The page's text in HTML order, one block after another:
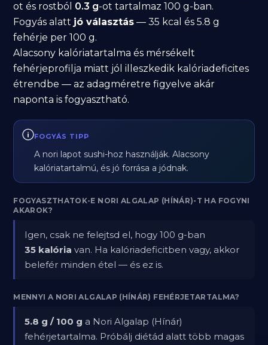
ot és rostból 0.3 g-ot tartalmaz 100 g-ban.
Fogyás alatt jó választás — 35 kcal és 5.8 g
fehérje per 100 g.
Alacsony kalóriatartalma és mérsékelt
fehérjeprofilja miatt jól illeszkedik kalóriadeficites
étrendbe — az adagméretre figyelve akár
naponta is fogyasztható.
FOGYÁS TIPP
A nori lapot sushi-hoz használják. Alacsony
kalóriatartalmú, és jó forrása a jódnak.
FOGYASZTHATOK-E NORI ALGALAP (HÍNÁR)-T HA FOGYNI
AKAROK?
Igen, csak ne felejtsd el, hogy 100 g-ban
35 kalória van. Ha kalóriadeficitben vagy, akkor
belefér minden étel — és ez is.
MENNYI A NORI ALGALAP (HÍNÁR) FEHÉRJETARTALMA?
5.8 g / 100 g a Nori Algalap (Hínár)
fehérjetartalma. Próbálj diétád alatt több magas